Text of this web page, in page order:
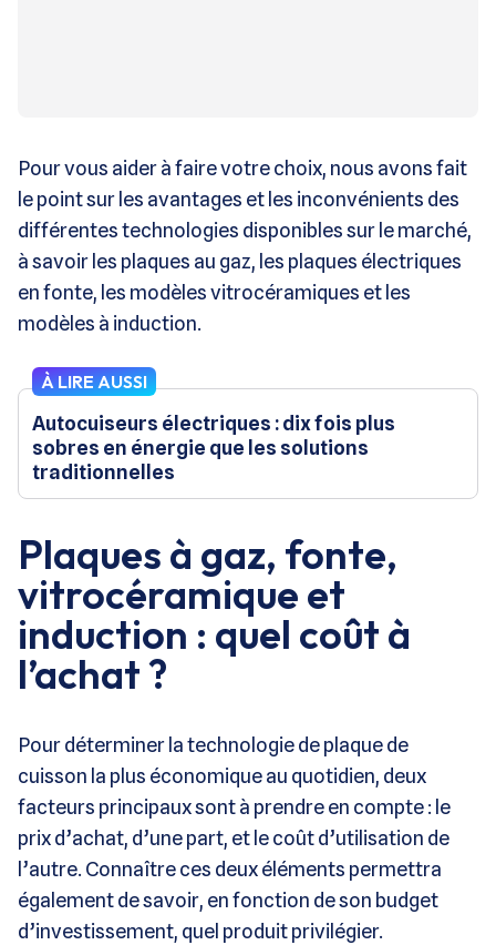
Pour vous aider à faire votre choix, nous avons fait
le point sur les avantages et les inconvénients des
différentes technologies disponibles sur le marché,
à savoir les plaques au gaz, les plaques électriques
en fonte, les modèles vitrocéramiques et les
modèles à induction.
À LIRE AUSSI
Autocuiseurs électriques : dix fois plus
sobres en énergie que les solutions
traditionnelles
Plaques à gaz, fonte,
vitrocéramique et
induction : quel coût à
l’achat ?
Pour déterminer la technologie de plaque de
cuisson la plus économique au quotidien, deux
facteurs principaux sont à prendre en compte : le
prix d’achat, d’une part, et le coût d’utilisation de
l’autre. Connaître ces deux éléments permettra
également de savoir, en fonction de son budget
d’investissement, quel produit privilégier.